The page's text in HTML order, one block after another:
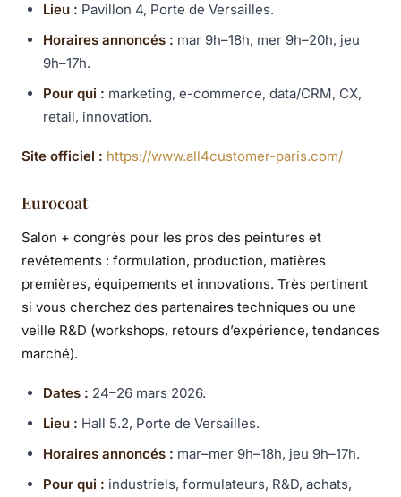
Lieu : Pavillon 4, Porte de Versailles.
Horaires annoncés : mar 9h–18h, mer 9h–20h, jeu
9h–17h.
Pour qui : marketing, e-commerce, data/CRM, CX,
retail, innovation.
Site officiel : https://www.all4customer-paris.com/
Eurocoat
Salon + congrès pour les pros des peintures et
revêtements : formulation, production, matières
premières, équipements et innovations. Très pertinent
si vous cherchez des partenaires techniques ou une
veille R&D (workshops, retours d’expérience, tendances
marché).
Dates : 24–26 mars 2026.
Lieu : Hall 5.2, Porte de Versailles.
Horaires annoncés : mar–mer 9h–18h, jeu 9h–17h.
Pour qui : industriels, formulateurs, R&D, achats,